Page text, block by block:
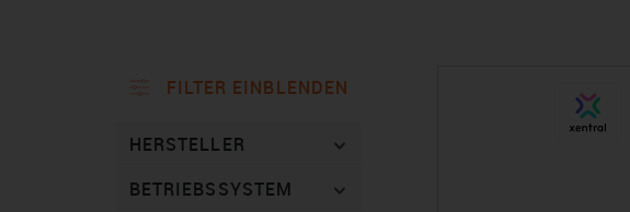
FILTER EINBLENDEN
HERSTELLER
BETRIEBSSYSTEM